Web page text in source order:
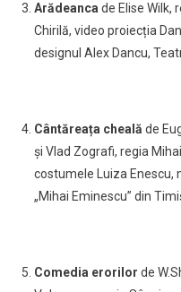
Arădeancade Elise Wilk,
Chirilă, video proiecția
designul Alex Dancu,
Cântăreața cheală de
și Vlad Zografi, regia
costumele Luiza Enescu,
„Mihai Eminescu” din
Comedia erorilor de